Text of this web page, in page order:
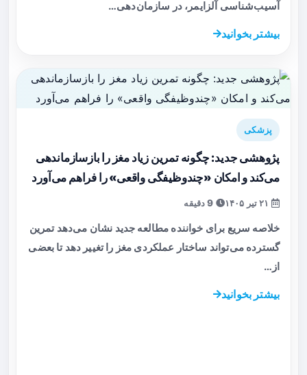
آسیب‌شناسی آلزایمر، در سازمان‌دهی…
بیشتر بخوانید
پزشکی
پژوهشی جدید: چگونه تمرین زیاد مغز را بازسازماندهی
می‌کند و امکان «چندوظیفگی واقعی» را فراهم می‌آورد
خلاصه سریع برای خواننده مطالعه جدید نشان می‌دهد تمرین
گسترده می‌تواند ساختار عملکردی مغز را تغییر دهد تا بعضی
از…
بیشتر بخوانید